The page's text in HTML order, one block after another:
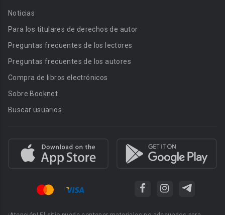
Noticias
Para los titulares de derechos de autor
Preguntas frecuentes de los lectores
Preguntas frecuentes de los autores
Compra de libros electrónicos
Sobre Booknet
Buscar usuarios